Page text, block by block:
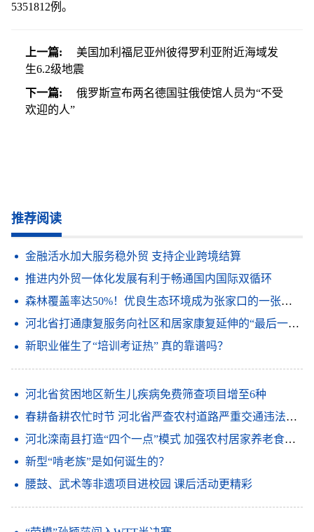
5351812例。
上一篇:
美国加利福尼亚州彼得罗利亚附近海域发
生6.2级地震
下一篇:
俄罗斯宣布两名德国驻俄使馆人员为“不受
欢迎的人”
推荐阅读
金融活水加大服务稳外贸 支持企业跨境结算
推进内外贸一体化发展有利于畅通国内国际双循环
森林覆盖率达50%！优良生态环境成为张家口的一张靓丽名片
河北省打通康复服务向社区和居家康复延伸的“最后一公里”
新职业催生了“培训考证热” 真的靠谱吗？
河北省贫困地区新生儿疾病免费筛查项目增至6种
春耕备耕农忙时节 河北省严查农村道路严重交通违法行为
河北滦南县打造“四个一点”模式 加强农村居家养老食堂建设
新型“啃老族”是如何诞生的？
腰鼓、武术等非遗项目进校园 课后活动更精彩